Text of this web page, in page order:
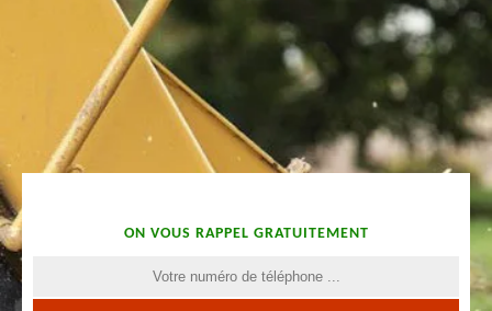
ON VOUS RAPPEL GRATUITEMENT